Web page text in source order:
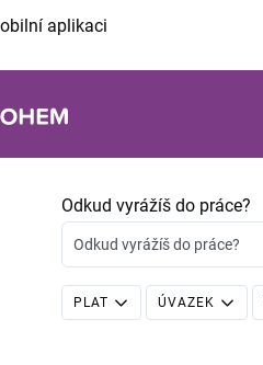
aplikaci
Odkud vyrážíš do práce?
Odkud vyrážíš do práce?
PLAT ÚVAZEK